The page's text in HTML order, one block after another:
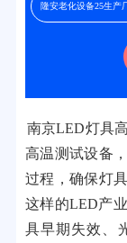
隆安老化设备25生产
南京LED灯具
高温测试设备
过程，确保灯
这样的LED产
具早期失效、